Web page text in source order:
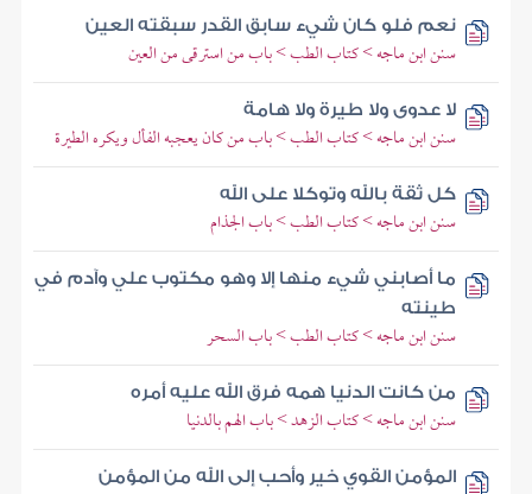
نعم فلو كان شيء سابق القدر سبقته العين
سنن ابن ماجه > كتاب الطب > باب من استرقى من العين
لا عدوى ولا طيرة ولا هامة
سنن ابن ماجه > كتاب الطب > باب من كان يعجبه الفأل ويكره الطيرة
كل ثقة بالله وتوكلا على الله
سنن ابن ماجه > كتاب الطب > باب الجذام
ما أصابني شيء منها إلا وهو مكتوب علي وآدم في
طينته
سنن ابن ماجه > كتاب الطب > باب السحر
من كانت الدنيا همه فرق الله عليه أمره
سنن ابن ماجه > كتاب الزهد > باب الهم بالدنيا
المؤمن القوي خير وأحب إلى الله من المؤمن